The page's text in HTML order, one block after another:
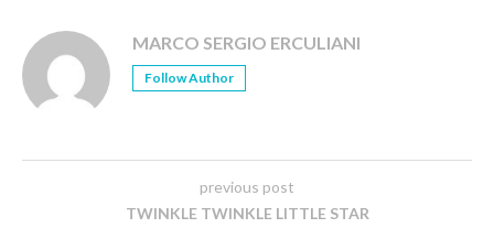
MARCO SERGIO ERCULIANI
Follow Author
previous post
TWINKLE TWINKLE LITTLE STAR